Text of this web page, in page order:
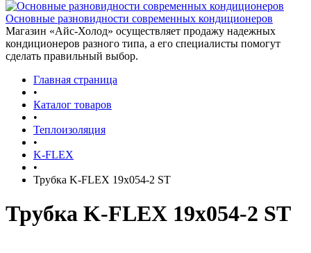
Основные разновидности современных кондиционеров
Магазин «Айс-Холод» осуществляет продажу надежных
кондиционеров разного типа, а его специалисты помогут
сделать правильный выбор.
Главная страница
•
Каталог товаров
•
Теплоизоляция
•
K-FLEX
•
Трубка K-FLEX 19x054-2 ST
Трубка K-FLEX 19x054-2 ST